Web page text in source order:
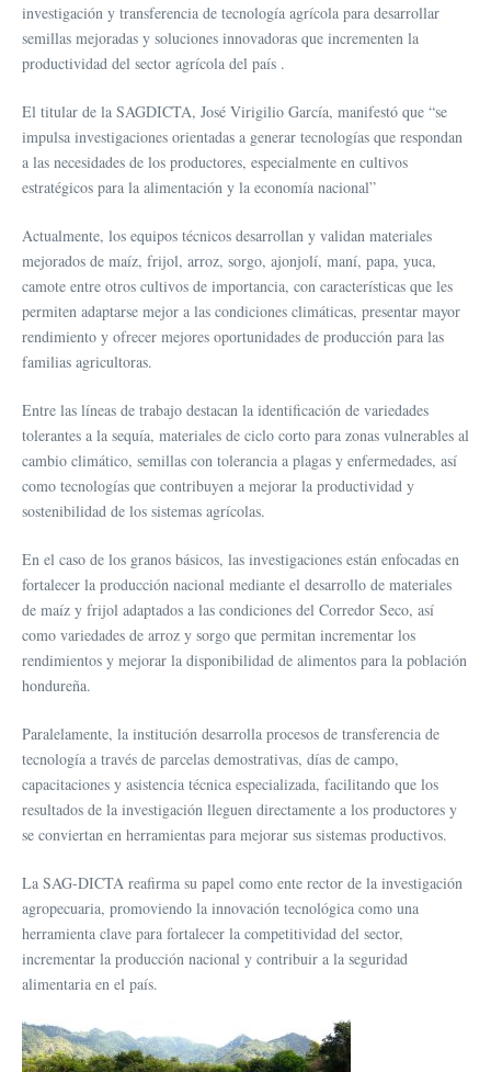
investigación y transferencia de tecnología agrícola para desarrollar
semillas mejoradas y soluciones innovadoras que incrementen la
productividad del sector agrícola del país .
El titular de la SAGDICTA, José Virigilio García, manifestó que “se
impulsa investigaciones orientadas a generar tecnologías que respondan
a las necesidades de los productores, especialmente en cultivos
estratégicos para la alimentación y la economía nacional”
Actualmente, los equipos técnicos desarrollan y validan materiales
mejorados de maíz, frijol, arroz, sorgo, ajonjolí, maní, papa, yuca,
camote entre otros cultivos de importancia, con características que les
permiten adaptarse mejor a las condiciones climáticas, presentar mayor
rendimiento y ofrecer mejores oportunidades de producción para las
familias agricultoras.
Entre las líneas de trabajo destacan la identificación de variedades
tolerantes a la sequía, materiales de ciclo corto para zonas vulnerables al
cambio climático, semillas con tolerancia a plagas y enfermedades, así
como tecnologías que contribuyen a mejorar la productividad y
sostenibilidad de los sistemas agrícolas.
En el caso de los granos básicos, las investigaciones están enfocadas en
fortalecer la producción nacional mediante el desarrollo de materiales
de maíz y frijol adaptados a las condiciones del Corredor Seco, así
como variedades de arroz y sorgo que permitan incrementar los
rendimientos y mejorar la disponibilidad de alimentos para la población
hondureña.
Paralelamente, la institución desarrolla procesos de transferencia de
tecnología a través de parcelas demostrativas, días de campo,
capacitaciones y asistencia técnica especializada, facilitando que los
resultados de la investigación lleguen directamente a los productores y
se conviertan en herramientas para mejorar sus sistemas productivos.
La SAG-DICTA reafirma su papel como ente rector de la investigación
agropecuaria, promoviendo la innovación tecnológica como una
herramienta clave para fortalecer la competitividad del sector,
incrementar la producción nacional y contribuir a la seguridad
alimentaria en el país.